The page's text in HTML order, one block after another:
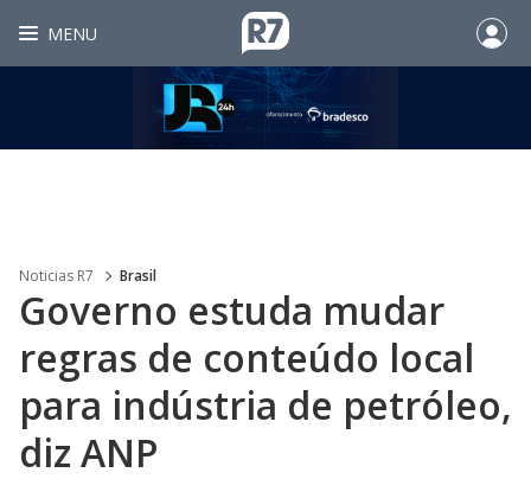
MENU
Noticias R7 Brasil
Governo estuda mudar
regras de conteúdo local
para indústria de petróleo,
diz ANP